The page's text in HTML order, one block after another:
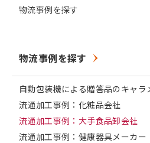
物流事例を探す
物流事例を探す
自動包装機による贈答品のキャラ
流通加工事例：化粧品会社
流通加工事例：大手食品卸会社
流通加工事例：健康器具メーカー